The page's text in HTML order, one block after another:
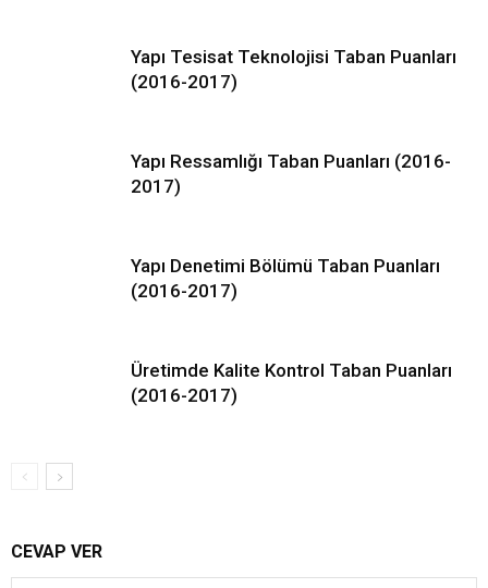
Yapı Tesisat Teknolojisi Taban Puanları
(2016-2017)
Yapı Ressamlığı Taban Puanları (2016-
2017)
Yapı Denetimi Bölümü Taban Puanları
(2016-2017)
Üretimde Kalite Kontrol Taban Puanları
(2016-2017)
CEVAP VER